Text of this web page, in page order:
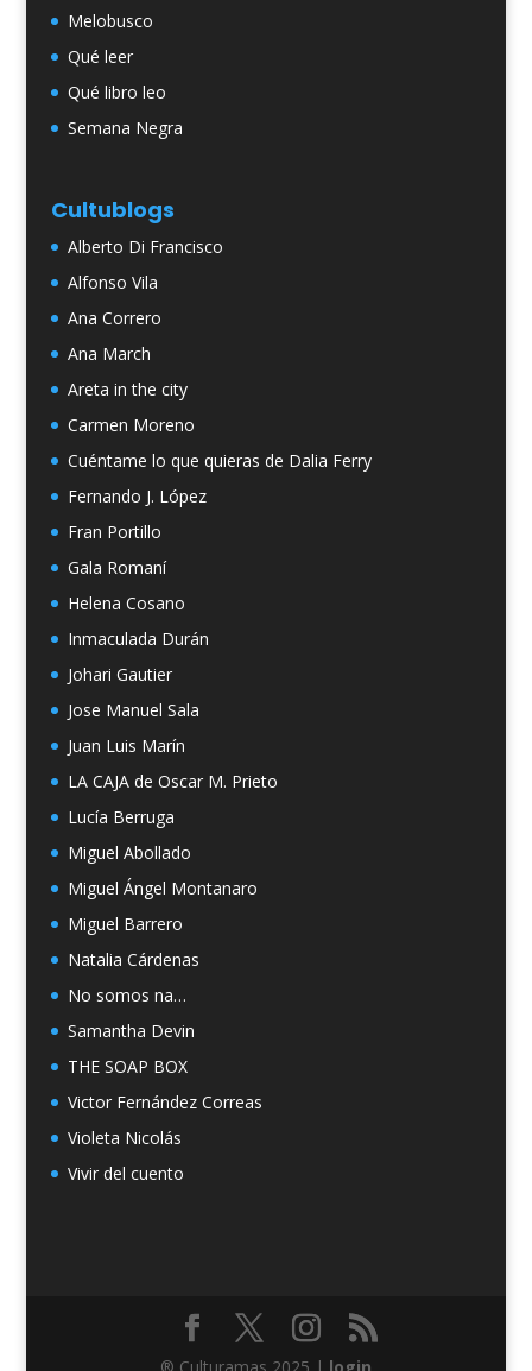
Melobusco
Qué leer
Qué libro leo
Semana Negra
Cultublogs
Alberto Di Francisco
Alfonso Vila
Ana Correro
Ana March
Areta in the city
Carmen Moreno
Cuéntame lo que quieras de Dalia Ferry
Fernando J. López
Fran Portillo
Gala Romaní
Helena Cosano
Inmaculada Durán
Johari Gautier
Jose Manuel Sala
Juan Luis Marín
LA CAJA de Oscar M. Prieto
Lucía Berruga
Miguel Abollado
Miguel Ángel Montanaro
Miguel Barrero
Natalia Cárdenas
No somos na…
Samantha Devin
THE SOAP BOX
Victor Fernández Correas
Violeta Nicolás
Vivir del cuento